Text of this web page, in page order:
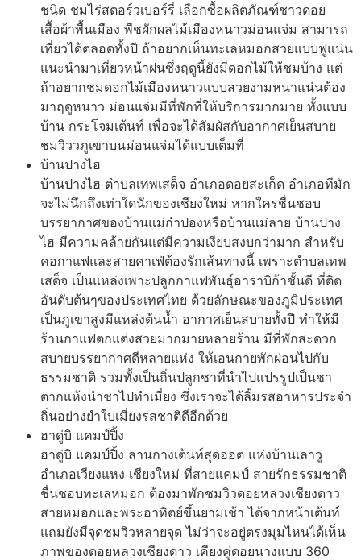
ชนิด ชมไร่สตอร์วเบอร์รี่ เลือกซื้อผลิตภัณฑ์ชาวดอย
เสื้อผ้าพื้นเมือง พืชผักผลไม้เมืองหนาวม่อนแจ่ม สามารถ
เที่ยวได้ตลอดทั้งปี ถ้าอยากเห็นทะเลหมอกสวยแบบฟูแน่น
แนะนำมาเที่ยวหน้าฝนซึ่งฤดูนี้ยังมีดอกไม้ให้ชมบ้าง แต่
ถ้าอยากชมดอกไม้เมืองหนาวแบบสวยงามหนาแน่นต้อง
มาฤดูหนาว ม่อนแจ่มมีที่พักที่ให้บริการมากมาย ทั้งแบบ
บ้าน กระโจมเต้นท์ เพื่อจะได้สัมผัสกับอากาศเย็นสบาย
ชมวิววภูเขาบนม่อนแจ่มได้แบบเต็มที่
บ้านปางไฮ
บ้านปางไฮ ตำบลเทพเสด็จ อำเภอดอยสะเก็ด อำเภอทีมัก
จะไม่นึกถึงเท่าใดนักของเชียงใหม่ หากใครชื่นชอบ
บรรยากาศของบ้านแม่กำปองหรือบ้านแม่ลาย บ้านปาง
ไฮ มีความคล้ายกันแต่มีความเงียบสงบกว่ามาก สำหรับ
คอกาแฟและสายคาเฟ่ต้องรักเส้นทางนี้ เพราะตำบลเทพ
เสด็จ เป็นแหล่งเพาะปลูกกาแฟพันธุ์อาราบิก้าชั้นดี ที่ติด
อันดับต้นๆของประเทศไทย ด้วยลักษณะของภูมิประเทศ
เป็นภูเขาสูงมีแหล่งต้นน้ำ อากาศเย็นสบายทั้งปี ทำให้มี
ร้านกาแฟตกแต่งสวยมากมายหลายร้าน มีที่พักสะดวก
สบายบรรยากาศดีหลายแห่ง ให้เอนกายพักผ่อนไปกับ
ธรรมชาติ รวมทั้งเป็นถิ่นปลูกชาที่นำไปแปรรูปเป็นชา
ตากแห้งนำชาไปทำเมี่ยง ซึ่งเราจะได้ลิ้มรสอาหารประจำ
ถิ่นอย่างยำใบเมี่ยงรสชาติดีอีกด้วย
ฮาดู่บิ แคมป์ปิ้ง
ฮาดู่บิ แคมป์ปิ้ง ลานกางเต้นท์สุดฮอต แห่งบ้านเลาวู
อำเภอเวียงแหง เชียงใหม่ ที่สายแคมป์ สายรักธรรมชาติ
ชื่นชอบทะเลหมอก ต้องมาพักชมวิวดอยหลวงเชียงดาว
สายหมอกและพระอาทิตย์ขึ้นยามเช้า ได้จากหน้าเต้นท์
แถมยังมีจุดชมวิวหลายจุด ไม่ว่าจะอยู่ตรงมุมไหนได้เห็น
ภาพของดอยหลวงเชียงดาว เคียงคู่ดอยนางแบบ 360